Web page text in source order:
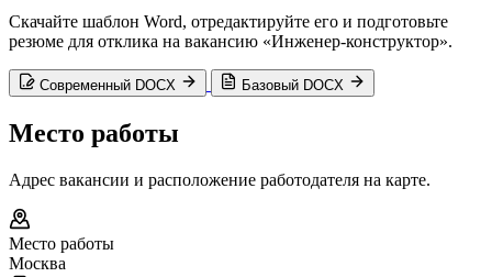
Скачайте шаблон Word, отредактируйте его и подготовьте
резюме для отклика на вакансию «Инженер-конструктор».
Современный DOCX Базовый DOCX
Место работы
Адрес вакансии и расположение работодателя на карте.
Место работы
Москва